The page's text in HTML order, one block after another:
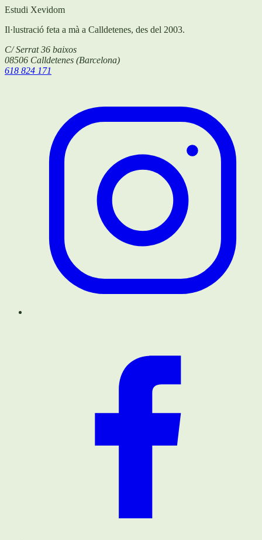
Estudi Xevidom
Il·lustració feta a mà a Calldetenes, des del 2003.
C/ Serrat 36 baixos
08506 Calldetenes (Barcelona)
618 824 171